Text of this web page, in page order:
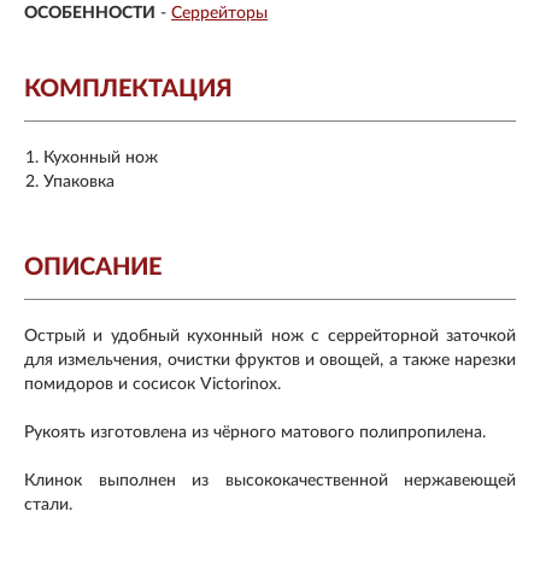
ОСОБЕННОСТИ - Серрейторы
КОМПЛЕКТАЦИЯ
Кухонный нож
Упаковка
ОПИСАНИЕ
Острый и удобный кухонный нож с серрейторной заточкой
для измельчения, очистки фруктов и овощей, а также нарезки
помидоров и сосисок Victorinox.
Рукоять изготовлена из чёрного матового полипропилена.
Клинок выполнен из высококачественной нержавеющей
стали.